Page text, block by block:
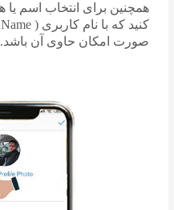
صورت امکان حاوی آن باشد.